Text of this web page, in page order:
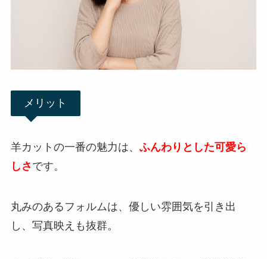
メリット
羊カットの一番の魅力は、 ふんわりとした可愛ら
しさ です。
丸みのあるフォルムは、優しい雰囲気を引き出
し、写真映えも抜群。